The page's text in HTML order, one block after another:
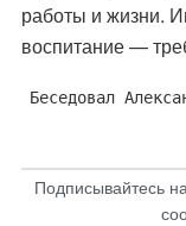
работы и жизни.
воспитание —
Беседовал
Подписывайтесь